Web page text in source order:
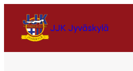
JJK Jyväskylä